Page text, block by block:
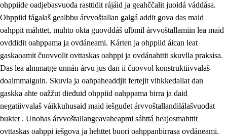
ohppiide oadjebasvuođa rasttidit rájáid ja geahččalit juoidá váddása.
Ohppiid fágalaš gealbbu árvvoštallan galgá addit gova das maid
oahppit máhttet, muhto okta guovddáš ulbmil árvvoštallamiin lea maid
ovddidit oahppama ja ovdáneami. Kárten ja ohppiid áican leat
gaskaoamit čuovvolit ovttaskas oahppi ja ovdánahttit skuvlla praksisa.
Das lea almmatge unnán árvu jus dan ii čuovvol konstruktiivvalaš
doaimmaiguin. Skuvla ja oahpaheaddjit fertejit vihkkedallat dan
gaskka ahte oažžut dieđuid ohppiid oahppama birra ja daid
negatiivvalaš váikkuhusaid maid iešguđet árvvoštallandilálašvuođat
buktet . Unohas árvvoštallangeavaheapmi sáhttá heajosmahttit
ovttaskas oahppi iešgova ja hehttet buori oahppanbirrasa ovdáneami.